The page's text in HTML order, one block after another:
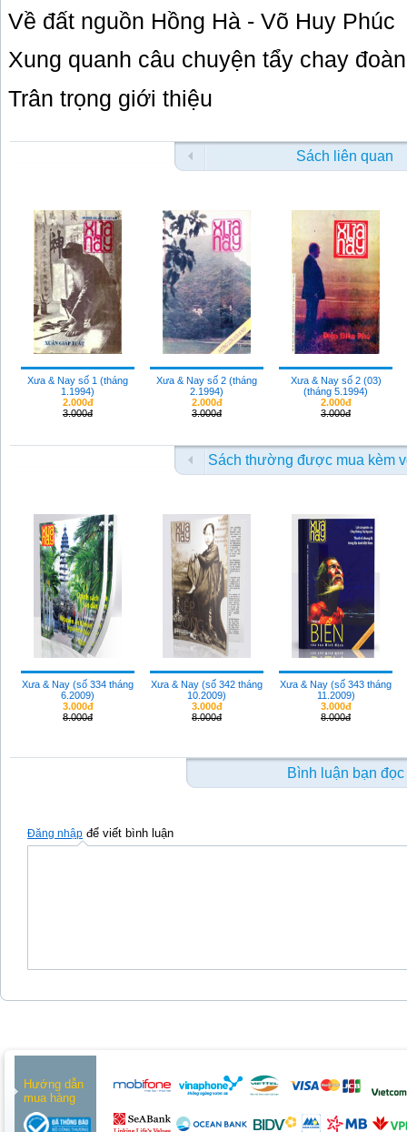
Về đất nguồn Hồng Hà - Võ Huy Phúc
Xung quanh câu chuyện tẩy chay
Trân trọng giới thiệu
Sách liên quan
Xưa & Nay số 1 (tháng
1.1994)
2.000đ
3.000đ
Xưa & Nay số 2 (tháng
2.1994)
2.000đ
3.000đ
Xưa & Nay số 2 (03)
(tháng 5.1994)
2.000đ
3.000đ
Sách thường được mua kèm
Xưa & Nay (số 334 tháng
6.2009)
3.000đ
8.000đ
Xưa & Nay (số 342 tháng
10.2009)
3.000đ
8.000đ
Xưa & Nay (số 343 tháng
11.2009)
3.000đ
8.000đ
Bình luận bạn đọc
Đăng nhập để viết bình luận
Hướng dẫn
mua hàng